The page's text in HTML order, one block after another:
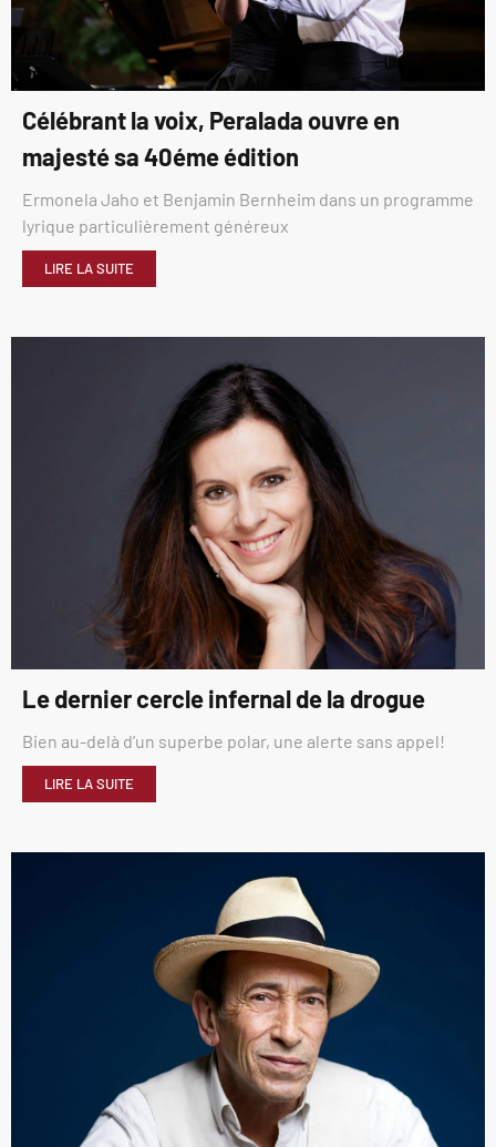
Célébrant la voix, Peralada ouvre en
majesté sa 40éme édition
Ermonela Jaho et Benjamin Bernheim dans un programme
lyrique particulièrement généreux
LIRE LA SUITE
Le dernier cercle infernal de la drogue
Bien au-delà d’un superbe polar, une alerte sans appel!
LIRE LA SUITE